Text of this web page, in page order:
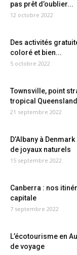
pas prêt d’oublier...
12 octobre 2022
Des activités
coloré et bien...
5 octobre 2022
Townsville, point
tropical Queensland
21 septembre 2022
D’Albany à
de joyaux naturels
15 septembre 2022
Canberra : nos
capitale
7 septembre 2022
L’écotourisme en
de voyage